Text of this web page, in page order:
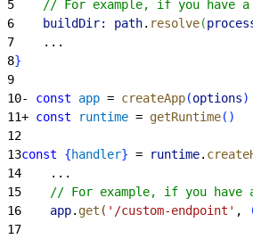
5
// For example, if you have
6
    buildDir:
path. resolve(
7
    ...
8}
9
10- const app = createApp(options)
11+ const runtime = getRuntime( )
12
13const {handler} = runtime.
14
    ...
15
// For example, if you have
16
    app
. get ( '/custom-endpoint' ,
17